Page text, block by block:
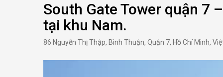
South Gate Tower quận 7
tại khu Nam.
86 Nguyễn Thị Thập, Bình Thuận, Quận 7, Hồ Chí Minh,